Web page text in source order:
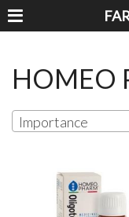
HOMEO
Importance